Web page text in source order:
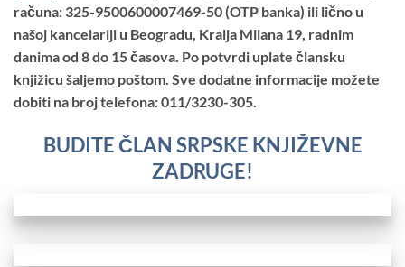
računa: 325-9500600007469-50 (OTP banka) ili lično u
našoj kancelariji u Beogradu, Kralja Milana 19, radnim
danima od 8 do 15 časova. Po potvrdi uplate člansku
knjižicu šaljemo poštom. Sve dodatne informacije možete
dobiti na broj telefona: 011/3230-305.
BUDITE ČLAN SRPSKE KNJIŽEVNE
ZADRUGE!